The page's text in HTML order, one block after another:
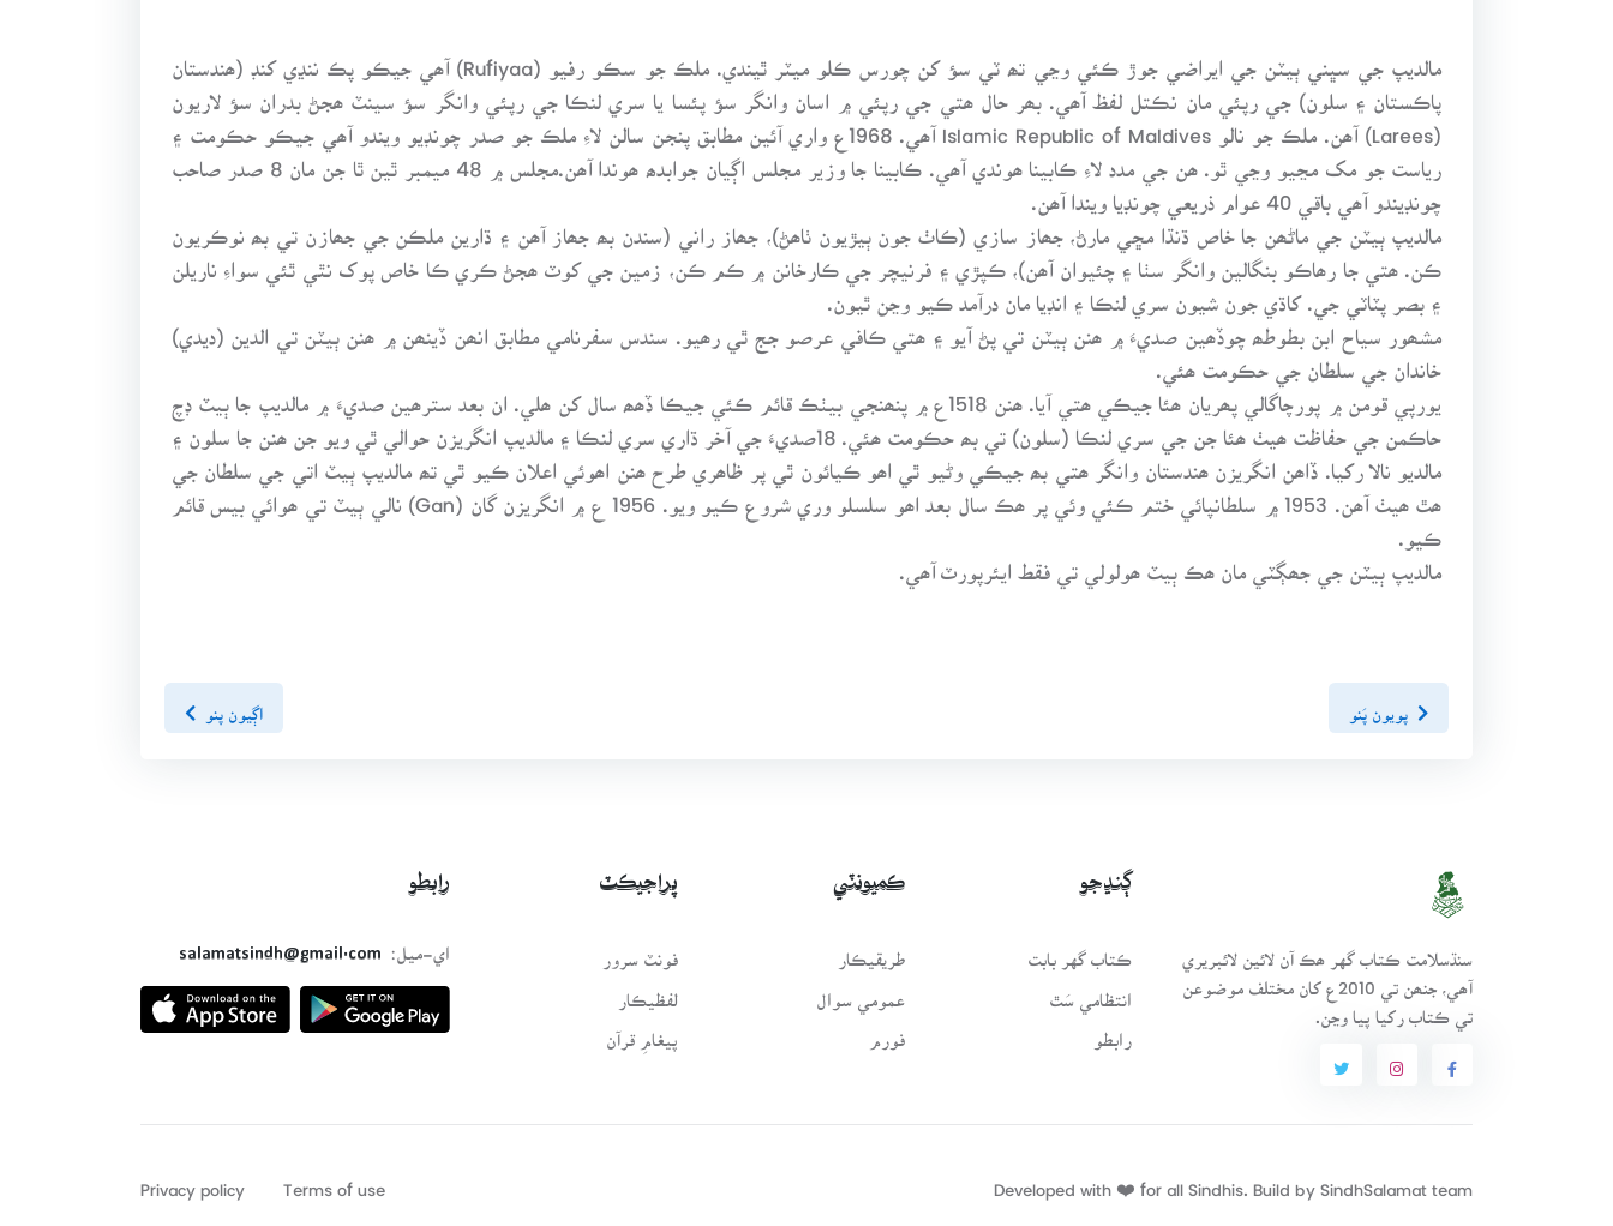
مالديپ جي سڀني ٻيٽن جي ايراضي جوڙ ڪئي وڃي تھ ٽي سؤ کن چورس ڪلو ميٽر ٿيندي. ملڪ جو سڪو رفيو (Rufiyaa) آھي جيڪو پڪ ننڍي کنڊ (ھندستان
پاڪستان ۽ سلون) جي رپئي مان نڪتل لفظ آھي. بھر حال ھتي جي رپئي ۾ اسان وانگر سؤ پئسا يا سري لنڪا جي رپئي وانگر سؤ سينٽ ھجڻ بدران سؤ لاريون
(Larees) آھن. ملڪ جو نالو Islamic Republic of Maldives آھي. 1968ع واري آئين مطابق پنجن سالن لاءِ ملڪ جو صدر چونڊيو ويندو آھي جيڪو حڪومت ۽
رياست جو مک مڃيو وڃي ٿو. ھن جي مدد لاءِ ڪابينا ھوندي آھي. ڪابينا جا وزير مجلس اڳيان جوابدھ ھوندا آھن.مجلس ۾ 48 ميمبر ٿين ٿا جن مان 8 صدر صاحب
چونڊيندو آھي باقي 40 عوام ذريعي چونڊيا ويندا آھن.
مالديپ ٻيٽن جي ماڻھن جا خاص ڌنڌا مڇي مارڻ، جھاز سازي (ڪاٺ جون ٻيڙيون ٺاھڻ)، جھاز راني (سندن بھ جھاز آھن ۽ ڌارين ملڪن جي جھازن تي بھ نوڪريون
ڪن. ھتي جا رھاڪو بنگالين وانگر سٺا ۽ چئيوان آھن)، ڪپڙي ۽ فرنيچر جي ڪارخانن ۾ ڪم ڪن، زمين جي کوٽ ھجڻ ڪري ڪا خاص پوک نٿي ٿئي سواءِ ناريلن
۽ بصر پٽاٽي جي. کاڌي جون شيون سري لنڪا ۽ انڊيا مان درآمد ڪيو وڃن ٿيون.
مشھور سياح ابن بطوطھ چوڏھين صديءَ ۾ ھنن ٻيٽن تي پڻ آيو ۽ ھتي ڪافي عرصو جج ٿي رھيو. سندس سفرنامي مطابق انھن ڏينھن ۾ ھنن ٻيٽن تي الدين (ديدي)
خاندان جي سلطان جي حڪومت ھئي.
يورپي قومن ۾ پورچاگالي پھريان ھئا جيڪي ھتي آيا. ھنن 1518ع ۾ پنھنجي بيٺڪ قائم ڪئي جيڪا ڏھھ سال کن ھلي. ان بعد سترھين صديءَ ۾ مالديپ جا ٻيٽ ڊچ
حاڪمن جي حفاظت ھيٺ ھئا جن جي سري لنڪا (سلون) تي بھ حڪومت ھئي. 18صديءَ جي آخر ڌاري سري لنڪا ۽ مالديپ انگريزن حوالي ٿي ويو جن ھنن جا سلون ۽
مالديو نالا رکيا. ڏاھن انگريزن ھندستان وانگر ھتي بھ جيڪي وڻيو ٿي اھو ڪيائون ٿي پر ظاھري طرح ھنن اھوئي اعلان ڪيو ٿي تھ مالديپ ٻيٽ اتي جي سلطان جي
ھٿ ھيٺ آھن. 1953 ۾ سلطانپائي ختم ڪئي وئي پر ھڪ سال بعد اھو سلسلو وري شروع ڪيو ويو. 1956 ع ۾ انگريزن گان (Gan) نالي ٻيٽ تي ھوائي بيس قائم
مالديپ ٻيٽن جي جھڳٽي مان ھڪ ٻيٽ ھولولي تي فقط ايئرپورٽ آھي.
پويون پَنو اڳيون پنو
سنڌسلامت ڪتاب گهر ھڪ آن لائين لائبريري
آھي، جنھن تي 2010ع کان مختلف موضوعن
تي ڪتاب رکيا پيا وڃن.
ڳنڍجو
ڪتاب گهر بابت
انتظامي سَٿ
رابطو
ڪميونٽي
طريقيڪار
عمومي سوال
فورم
پراجيڪٽ
فونٽ سرور
لفظيڪار
پيغامِ قرآن
رابطو
اي-ميل:
salamatsindh@gmail.com
Developed with ❤️ for all Sindhis. Build by SindhSalamat
Terms of use
Privacy policy